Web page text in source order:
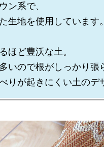
ン系で、
生地を使用しています
ほど豊沃な土。
いので根がしっかり張